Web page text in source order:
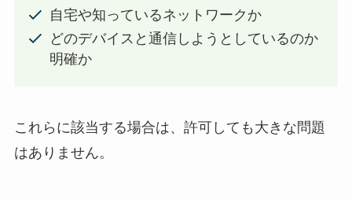
自宅や知っているネットワークか
どのデバイスと通信しようとしているのか
明確か
これらに該当する場合は、許可しても大きな問題
はありません。